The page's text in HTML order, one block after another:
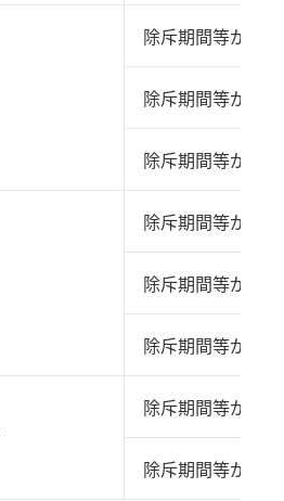
除斥期間等が経
除斥期間等が経
除斥期間等が経
除斥期間等が経
除斥期間等が経
除斥期間等が経
除斥期間等が経
除斥期間等が経